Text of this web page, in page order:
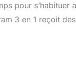
pour
3 en 1 reçoit